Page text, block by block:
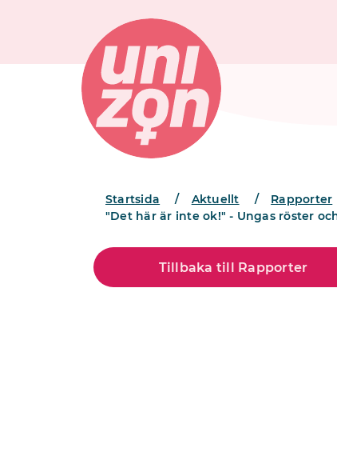
Startsida / Aktuellt / Rapporter
"Det här är inte ok!" - Ungas röster
Tillbaka till Rapporter